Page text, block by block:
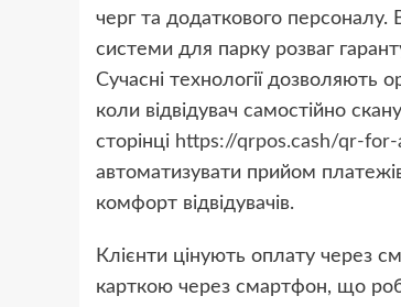
черг та додаткового персоналу.
системи для парку розваг
Сучасні технології дозволяють
коли відвідувач самостійно
сторінці https://qrpos.cash/qr-
автоматизувати прийом
комфорт відвідувачів.
Клієнти цінують оплату через
карткою через смартфон, що